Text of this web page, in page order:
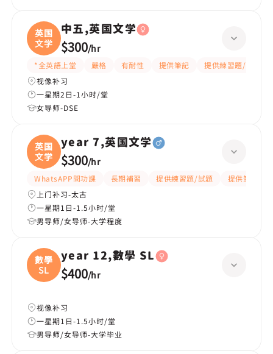
英国
文学
中五,英国文学
$300/hr
*全英語上堂 嚴格 有耐性 提供筆記
提供練習題/試題
视像补习
一星期2日-1小时/堂
女导师-DSE
英国
文学
year 7,英国文学
$300/hr
WhatsAPP問功課 長期補習 提供練習題/試題
提供筆記
上门补习-太古
一星期1日-1.5小时/堂
男导师/女导师-大学程度
數學
SL
year 12,數學 SL
$400/hr
视像补习
一星期1日-1.5小时/堂
男导师/女导师-大学毕业